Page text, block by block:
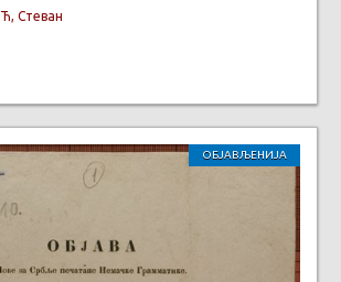
Стеван
ОБЈАВЉЕНИЈА